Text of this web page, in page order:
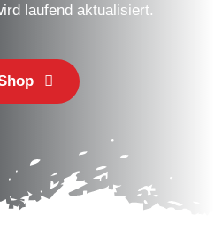
laufend aktualisiert.